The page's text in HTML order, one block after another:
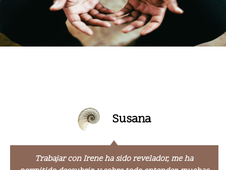
Trabajar con Irene ha sido revelador, me ha
Susana